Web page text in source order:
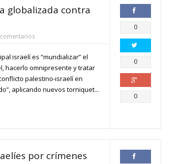
globalizada contra
comentarios
israelí es “mundializar” el
hacerlo omnipresente y tratar
palestino-israelí en
aplicando nuevos torniquet...
Compartir
0
Compartir
0
Compartir
0
por crímenes